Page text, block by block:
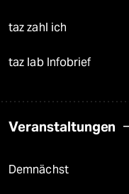
taz zahl ich
taz lab Infobrief
Veranstaltungen
Demnächst